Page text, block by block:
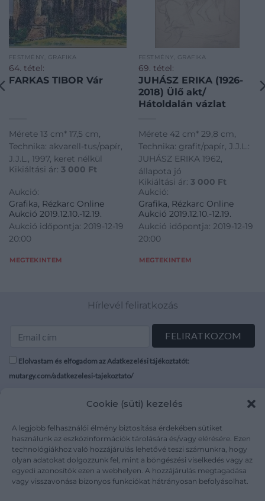
Cookie (süti) kezelés
A legjobb felhasználói élmény biztosítása érdekében sütiket
használunk az eszközinformációk tárolására és/vagy elérésére. Ezen
technológiákhoz való hozzájárulás lehetővé teszi számunkra, hogy
olyan adatokat dolgozzunk fel, mint a böngészési viselkedés vagy az
egyedi azonosítók ezen a webhelyen. A hozzájárulás megtagadása
vagy visszavonása bizonyos funkciókat hátrányosan befolyásolhat.
FESTMÉNY, GRAFIKA
64. tétel:
FARKAS TIBOR Vár
Mérete 13 cm* 17,5 cm,
Technika: akvarell-tus/papír,
J.J.L., 1997, keret nélkül
Kikiáltási ár: 3 000 Ft
Aukció:
Grafika, Rézkarc Online
Aukció 2019.12.10.-12.19.
Aukció időpontja: 2019-12-19
20:00
MEGTEKINTEM
FESTMÉNY, GRAFIKA
69. tétel:
JUHÁSZ ERIKA (1926-
2018) Ülő akt/
Hátoldalán vázlat
Mérete 42 cm* 29,8 cm,
Technika: grafit/papír, J.J.L.:
JUHÁSZ ERIKA 1962,
állapota jó
Kikiáltási ár: 3 000 Ft
Aukció:
Grafika, Rézkarc Online
Aukció 2019.12.10.-12.19.
Aukció időpontja: 2019-12-19
20:00
MEGTEKINTEM
Hírlevél feliratkozás
Elolvastam és elfogadom az Adatkezelési tájékoztatót:
mutargy.com/adatkezelesi-tajekoztato/
Karrier
Kapcsolat
Áraink
Adatvédelem
Impresszum